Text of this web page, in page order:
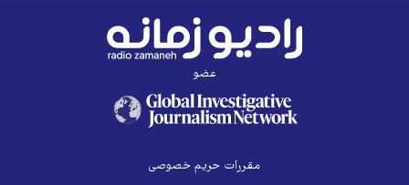
عضو
مقررات حریم خصوصی